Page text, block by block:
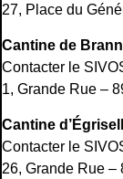
27, Place du
Cantine de
Contacter le
1, Grande Rue –
Cantine
Contacter le
26, Grande Rue